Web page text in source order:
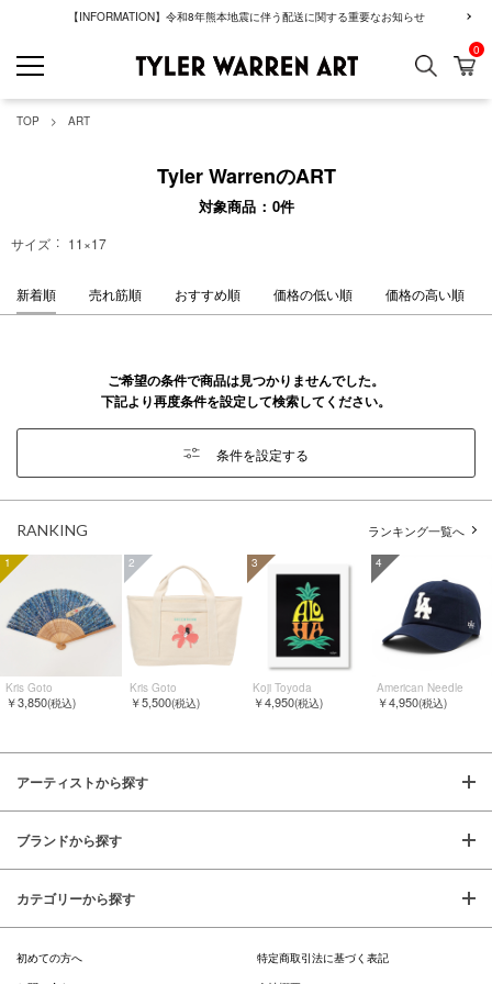
【INFORMATION】令和8年熊本地震に伴う配送に関する重要なお知らせ
GREENROOM
検索 カ
0
TOP ART
Tyler WarrenのART
対象商品 0件
サイズ 11×17
新着順 売れ筋順 おすすめ順 価格の低い順 価格の高い順
ご希望の条件で商品は見つかりませんでした。
下記より再度条件を設定して検索してください。
条件を設定する
RANKING ランキング一覧へ
1
Kris Goto
￥3,850(税込)
2
Kris Goto
￥5,500(税込)
3
Koji Toyoda
￥4,950(税込)
4
American Needle
￥4,950(税込)
アーティストから探す
ブランドから探す
カテゴリーから探す
初めての方へ
特定商取引法に基づく表記